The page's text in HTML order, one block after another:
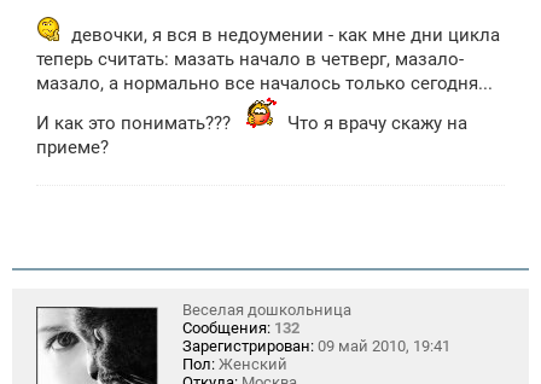
б
щ
е
н
девочки, я вся в недоумении - как мне дни цикла
теперь считать: мазать начало в четверг, мазало-
мазало, а нормально все началось только сегодня...
И как это понимать???
Что я врачу скажу на
приеме?
Веселая дошкольница
Сообщения: 132
Зарегистрирован: 09 май 2010, 19:41
Пол: Женский